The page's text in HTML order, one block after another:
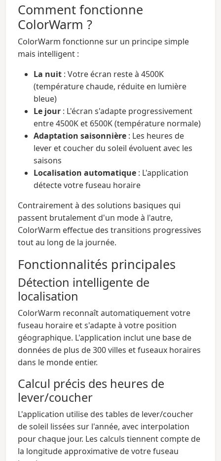
Comment fonctionne
ColorWarm ?
ColorWarm fonctionne sur un principe simple
mais intelligent :
La nuit : Votre écran reste à 4500K
(température chaude, réduite en lumière
bleue)
Le jour : L'écran s'adapte progressivement
entre 4500K et 6500K (température normale)
Adaptation saisonnière : Les heures de
lever et coucher du soleil évoluent avec les
saisons
Localisation automatique : L'application
détecte votre fuseau horaire
Contrairement à des solutions basiques qui
passent brutalement d'un mode à l'autre,
ColorWarm effectue des transitions progressives
tout au long de la journée.
Fonctionnalités principales
Détection intelligente de
localisation
ColorWarm reconnaît automatiquement votre
fuseau horaire et s'adapte à votre position
géographique. L'application inclut une base de
données de plus de 300 villes et fuseaux horaires
dans le monde entier.
Calcul précis des heures de
lever/coucher
L'application utilise des tables de lever/coucher
de soleil lissées sur l'année, avec interpolation
pour chaque jour. Les calculs tiennent compte de
la longitude approximative de votre fuseau